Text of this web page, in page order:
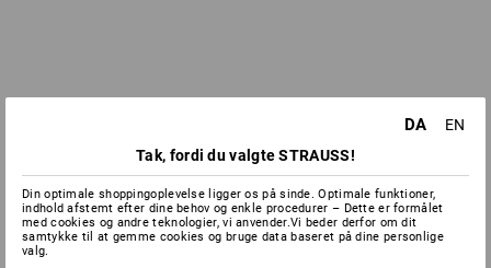
DA
EN
Tak, fordi du valgte STRAUSS!
Din optimale shoppingoplevelse ligger os på sinde. Optimale funktioner,
indhold afstemt efter dine behov og enkle procedurer – Dette er formålet
med cookies og andre teknologier, vi anvender.Vi beder derfor om dit
samtykke til at gemme cookies og bruge data baseret på dine personlige
valg.